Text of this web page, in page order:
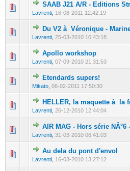
SAAB J21 A/R - Editions
Lavrenti 16-08-2011 12:42:19
0 Votes - 0 sur 5 en
1234 5
Du V2 à Véronique -
Lavrenti 25-03-2010 10:43:18
0 Votes - 0 sur 5 en
1 234 5
Apollo workshop
Lavrenti 07-09-2010 21:31:53
0 Votes - 0 sur 5 en
Etendards supers!
Mikato 06-02-2011 17:50:30
0 Votes - 0 sur 5 en
HELLER, la maquette à la
Lavrenti 26-12-2010 12:44:04
0 Votes - 0 sur 5 en
123 45
AIR MAG - Hors série NÂ°6
Lavrenti 31-03-2010 06:41:03
0 Votes - 0 sur 5 en
1 234 5
Au dela du pont d'envol
Lavrenti 16-03-2010 13:27:12
0 Votes - 0 sur 5 en
123